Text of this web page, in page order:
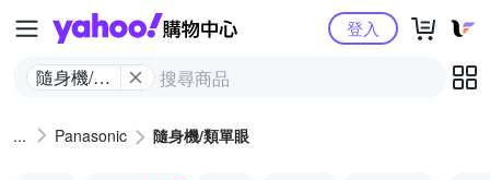
Yahoo購物中心
隨身機/類
登入
Panasonic 隨身機/類單眼